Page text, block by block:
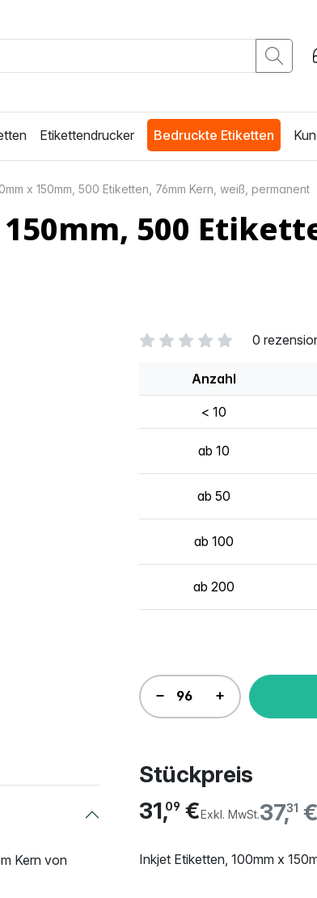
Etikettendrucker Bedruckte Etiketten
x 150mm, 500 Etiketten, 76mm Kern, weiß, permanent
500
0
Anzahl
< 10
ab 10
ab 50
ab 100
ab 200
Stückpreis
37,31 €
31,09 €Exkl. MwSt.
Inkjet Etiketten, 100mm x
Kern von